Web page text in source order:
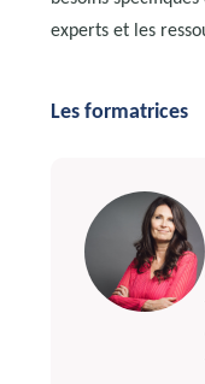
experts et les
Les formatrices